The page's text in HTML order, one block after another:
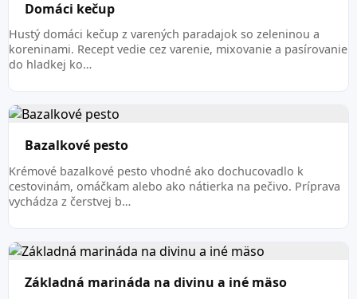
Domáci kečup
Hustý domáci kečup z varených paradajok so zeleninou a
koreninami. Recept vedie cez varenie, mixovanie a pasírovanie
do hladkej ko…
Bazalkové pesto
Krémové bazalkové pesto vhodné ako dochucovadlo k
cestovinám, omáčkam alebo ako nátierka na pečivo. Príprava
vychádza z čerstvej b…
Základná marináda na divinu a iné mäso